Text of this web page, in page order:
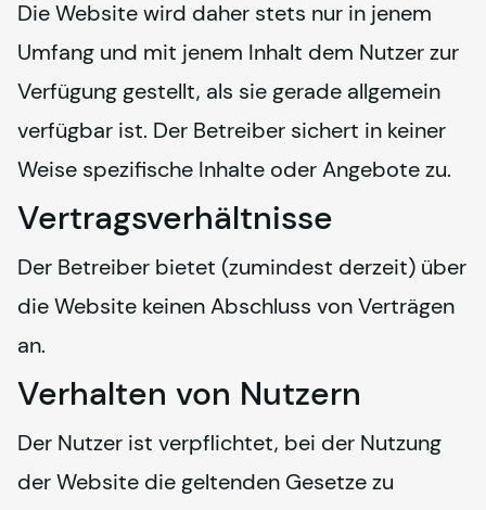
Die Website wird daher stets nur in jenem
Umfang und mit jenem Inhalt dem Nutzer zur
Verfügung gestellt, als sie gerade allgemein
verfügbar ist. Der Betreiber sichert in keiner
Weise spezifische Inhalte oder Angebote zu.
Vertragsverhältnisse
Der Betreiber bietet (zumindest derzeit) über
die Website keinen Abschluss von Verträgen
an.
Verhalten von Nutzern
Der Nutzer ist verpflichtet, bei der Nutzung
der Website die geltenden Gesetze zu